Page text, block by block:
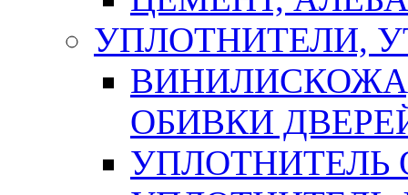
УПЛОТНИТЕЛИ,
ОБИВКИ
УПЛОТНИТЕЛЬ